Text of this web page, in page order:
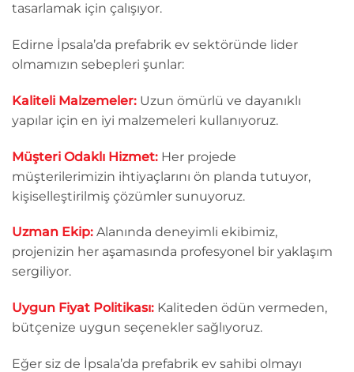
tasarlamak için çalışıyor.
Edirne İpsala’da prefabrik ev sektöründe lider
olmamızın sebepleri şunlar:
Kaliteli Malzemeler: Uzun ömürlü ve dayanıklı
yapılar için en iyi malzemeleri kullanıyoruz.
Müşteri Odaklı Hizmet: Her projede
müşterilerimizin ihtiyaçlarını ön planda tutuyor,
kişiselleştirilmiş çözümler sunuyoruz.
Uzman Ekip: Alanında deneyimli ekibimiz,
projenizin her aşamasında profesyonel bir yaklaşım
sergiliyor.
Uygun Fiyat Politikası: Kaliteden ödün vermeden,
bütçenize uygun seçenekler sağlıyoruz.
Eğer siz de İpsala’da prefabrik ev sahibi olmayı